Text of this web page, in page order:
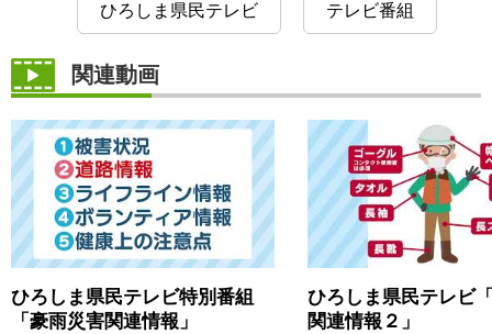
ひろしま県民テレビ テレビ番組
関連動画
ひろしま県民テレビ特別番組
「豪雨災害関連情報」
ひろしま県民テレビ
関連情報２」